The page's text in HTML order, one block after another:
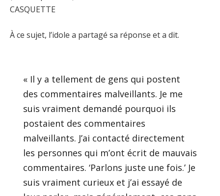
CASQUETTE
À ce sujet, l’idole a partagé sa réponse et a dit.
« Il y a tellement de gens qui postent
des commentaires malveillants. Je me
suis vraiment demandé pourquoi ils
postaient des commentaires
malveillants. J’ai contacté directement
les personnes qui m’ont écrit de mauvais
commentaires. ‘Parlons juste une fois.’ Je
suis vraiment curieux et j’ai essayé de